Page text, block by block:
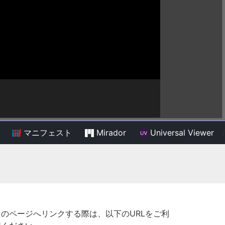
マニフェスト Mirador Universal Viewer
ページへリンクする際は、以下のURLをご利